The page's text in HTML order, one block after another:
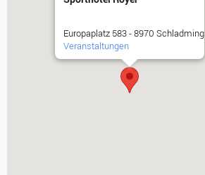
Europaplatz 583 - 8970 Schladming
Veranstaltungen